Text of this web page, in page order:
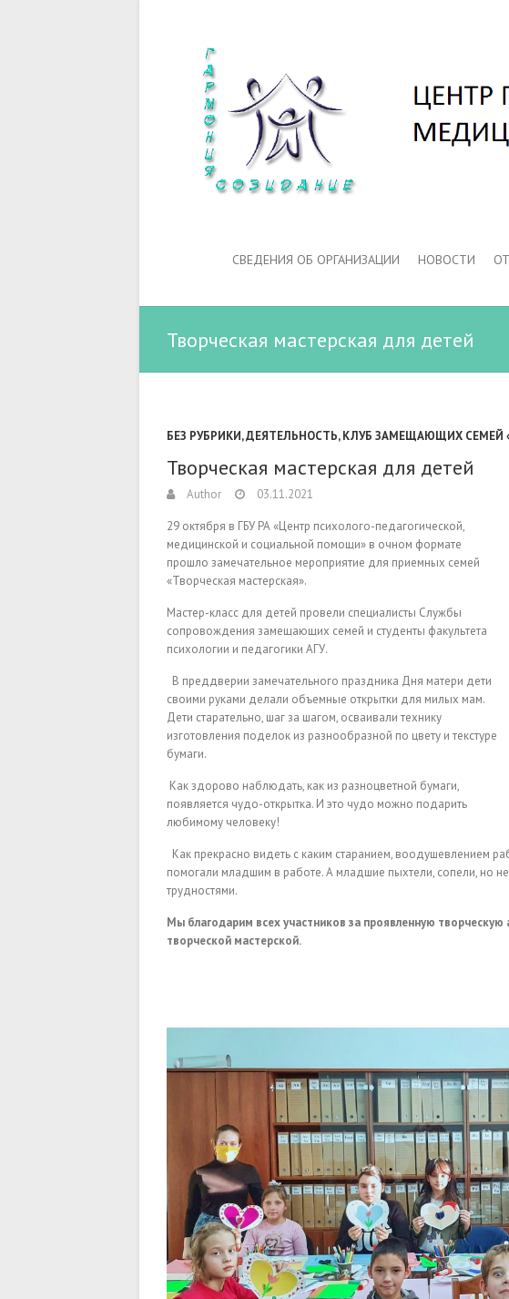
СВЕДЕНИЯ ОБ ОРГАНИЗАЦИИ НОВОСТИ
Творческая мастерская для детей
БЕЗ РУБРИКИ,ДЕЯТЕЛЬНОСТЬ,КЛУБ ЗАМЕЩАЮЩИХ СЕМЕЙ
Творческая мастерская для детей
Author 03.11.2021
29 октября в ГБУ РА «Центр психолого-педагогической,
медицинской и социальной помощи» в очном формате
прошло замечательное мероприятие для приемных семей
«Творческая мастерская».
Мастер-класс для детей провели специалисты Службы
сопровождения замещающих семей и студенты факультета
психологии и педагогики АГУ.
В преддверии замечательного праздника Дня матери дети
своими руками делали объемные открытки для милых мам.
Дети старательно, шаг за шагом, осваивали технику
изготовления поделок из разнообразной по цвету и текстуре
бумаги.
Как здорово наблюдать, как из разноцветной бумаги,
появляется чудо-открытка. И это чудо можно подарить
любимому человеку!
Как прекрасно видеть с каким старанием, воодушевлением
помогали младшим в работе. А младшие пыхтели, сопели, но не
трудностями.
Мы благодарим всех участников за проявленную
творческой мастерской.